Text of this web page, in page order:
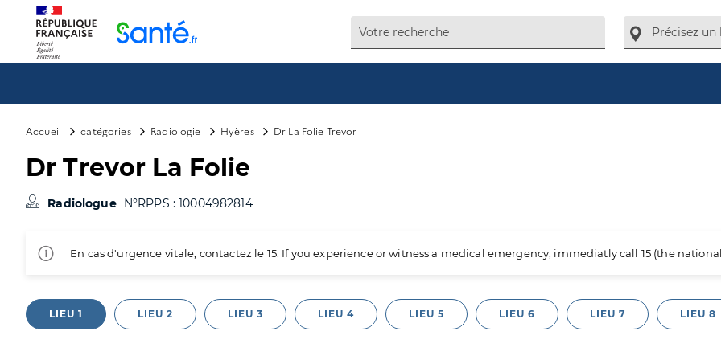
Accueil catégories Radiologie Hyères Dr La Folie Trevor
Dr Trevor La Folie
Radiologue N°RPPS : 10004982814
En cas d'urgence vitale, contactez le 15. If you experience or witness a medical emergency, immediatly call 15 (the
LIEU 1 LIEU 2 LIEU 3 LIEU 4 LIEU 5 LIEU 6 LIEU 7 LIEU 8
Panneau de gestion des cookies